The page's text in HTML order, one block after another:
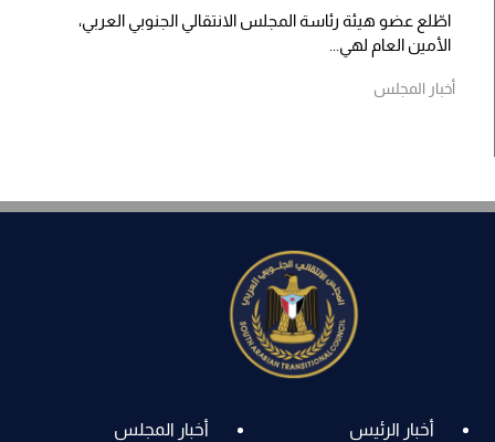
اطّلع عضو هيئة رئاسة المجلس الانتقالي الجنوبي العربي،
الأمين العام لهي...
أخبار المجلس
أخبار الرئيس أخبار المجلس